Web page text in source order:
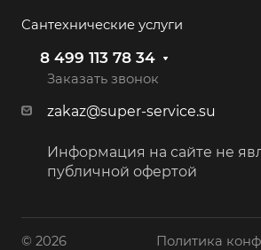
Сантехнические услуги
8 499 113 78 34
Заказать звонок
zakaz@super-service.su
Информация на сайте не
публичной офертой
© 2026 Политика